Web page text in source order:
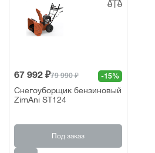
67 992 ₽79 990 ₽ -15%
Снегоуборщик бензиновый
ZimAni ST124
Под заказ